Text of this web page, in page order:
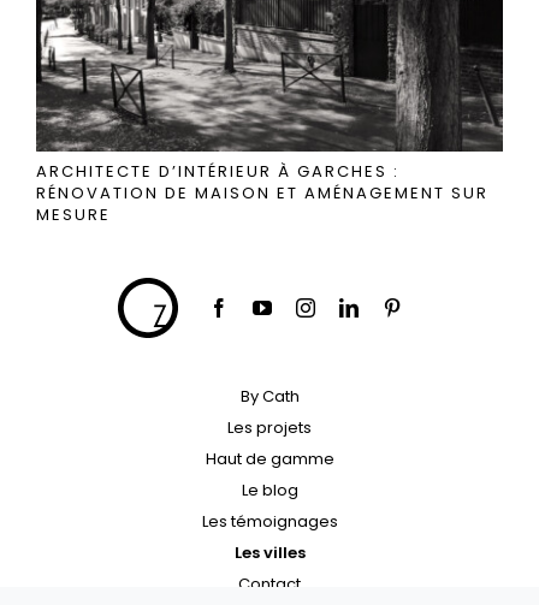
ARCHITECTE D’INTÉRIEUR À GARCHES :
RÉNOVATION DE MAISON ET AMÉNAGEMENT SUR
MESURE
By Cath
Les projets
Haut de gamme
Le blog
Les témoignages
Les villes
Contact